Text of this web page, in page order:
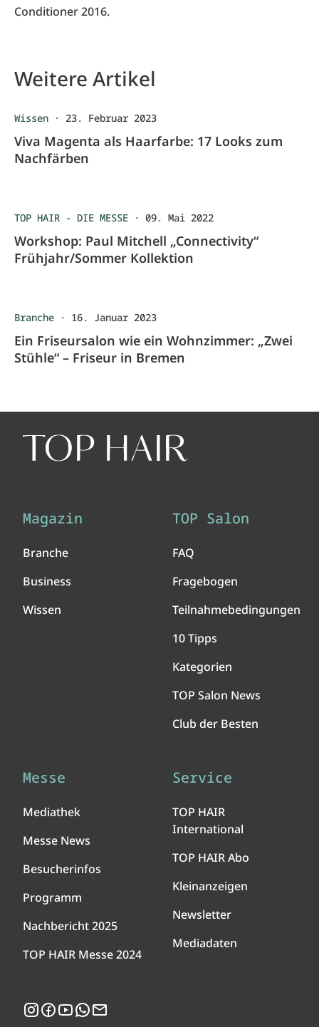
Conditioner 2016.
Weitere Artikel
Wissen · 23. Februar 2023
Viva Magenta als Haarfarbe: 17 Looks zum
Nachfärben
TOP HAIR - DIE MESSE · 09. Mai 2022
Workshop: Paul Mitchell „Connectivity“
Frühjahr/Sommer Kollektion
Branche · 16. Januar 2023
Ein Friseursalon wie ein Wohnzimmer: „Zwei
Stühle“ – Friseur in Bremen
Magazin
Branche
Business
Wissen
TOP Salon
FAQ
Fragebogen
Teilnahmebedingungen
10 Tipps
Kategorien
TOP Salon News
Club der Besten
Messe
Mediathek
Messe News
Besucherinfos
Programm
Nachbericht 2025
TOP HAIR Messe 2024
Service
TOP HAIR
International
TOP HAIR Abo
Kleinanzeigen
Newsletter
Mediadaten
Instagram
Facebook
YouTubeWhatsApp